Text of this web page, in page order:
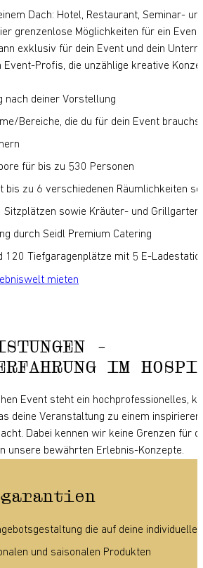
Dach: Hotel, Restaurant, Seminar-
grenzenlose Möglichkeiten für ein
exklusiv für dein Event und dein
Event-Profis, die unzählige kreative
nach deiner Vorstellung
Bereiche, die du für dein Event
für bis zu 530 Personen
bis zu 6 verschiedenen Räumlichkeiten
Sitzplätzen sowie Kräuter- und
durch Seidl Premium Catering
120 Tiefgaragenplätze mit 5 E-
mieten
-
IM
Event steht ein hochprofessionelles,
deine Veranstaltung zu einem
Dabei kennen wir keine Grenzen für
unsere bewährten Erlebnis-Konzepte.
die auf deine
und saisonalen Produkten